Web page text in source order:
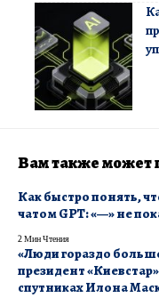
Вам также может
Как быстро понять,
чатом GPT: «—» не
2 Мин Чтения
«Люди гораздо
президент
спутниках Илона